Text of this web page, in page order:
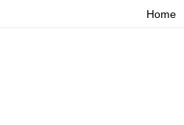
Home